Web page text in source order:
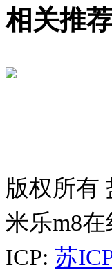
相关推
版权所有
米乐m8
ICP: 苏